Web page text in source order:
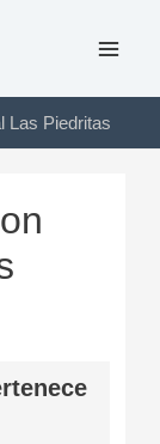
Las Piedritas